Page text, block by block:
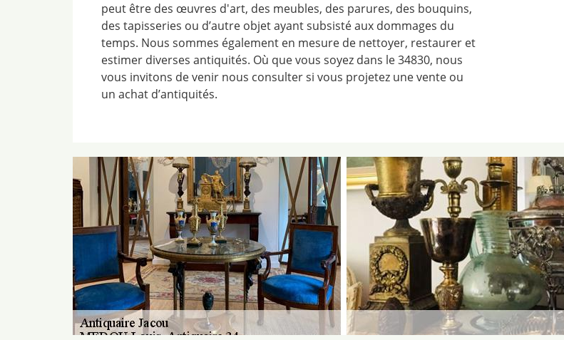
peut être des œuvres d'art, des meubles, des parures, des bouquins,
des tapisseries ou d’autre objet ayant subsisté aux dommages du
temps. Nous sommes également en mesure de nettoyer, restaurer et
estimer diverses antiquités. Où que vous soyez dans le 34830, nous
vous invitons de venir nous consulter si vous projetez une vente ou
un achat d’antiquités.